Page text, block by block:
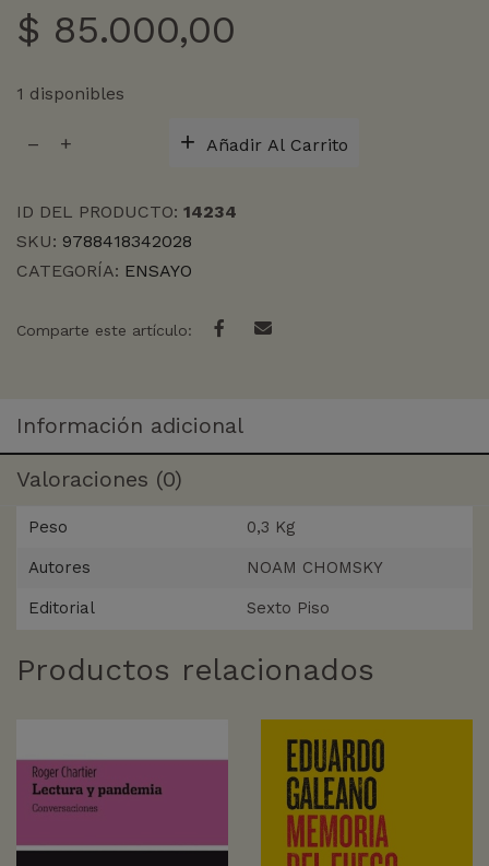
$ 85.000,00
1 disponibles
DE
LA
cantidad
Añadir Al Carrito
ID DEL PRODUCTO: 14234
SKU: 9788418342028
CATEGORÍA: ENSAYO
Comparte este artículo:
Información adicional
Valoraciones (0)
Peso 0,3 Kg
Autores NOAM CHOMSKY
Editorial Sexto Piso
Productos relacionados